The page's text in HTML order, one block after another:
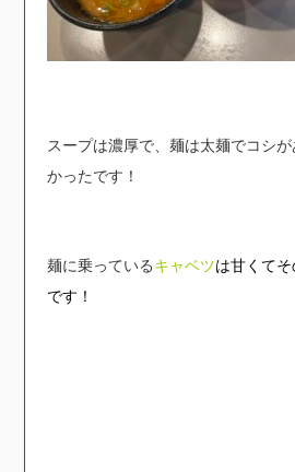
スープは濃厚で、麺は太麺でコシ
かったです！
麺に乗っているキャベツは甘くて
です！